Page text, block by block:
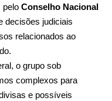
pelo Conselho Nacional
decisões judiciais
relacionados ao
o grupo sob
complexos para
e possíveis